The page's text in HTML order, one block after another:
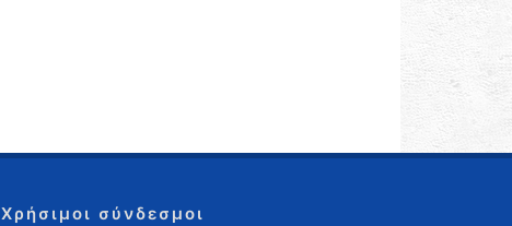
Χρήσιμοι σύνδεσμοι